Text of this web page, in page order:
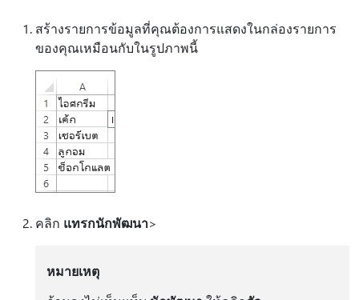
สร้างรายการข้อมูลที่คุณต้องการแสดงในกล่องรายการ
ของคุณเหมือนกับในรูปภาพนี้
คลิก แทรกนักพัฒนา>
หมายเหตุ